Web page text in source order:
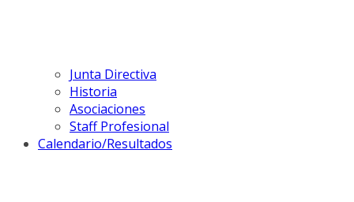
Junta Directiva
Historia
Asociaciones
Staff Profesional
Calendario/Resultados